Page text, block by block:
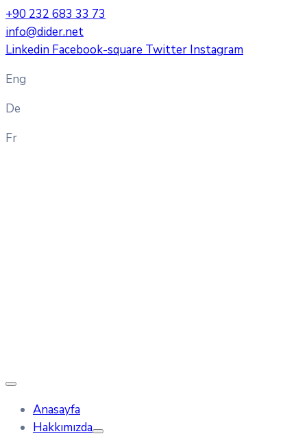
+90 232 683 33 73
info@dider.net
Linkedin Facebook-square Twitter Instagram
Eng
De
Fr
Anasayfa
Hakkımızda